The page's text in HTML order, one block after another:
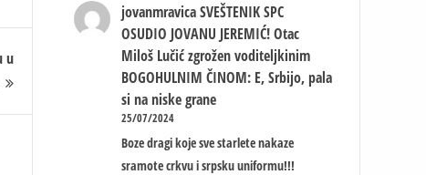
u
jovanmravica SVEŠTENIK SPC
OSUDIO JOVANU JEREMIĆ! Otac
Miloš Lučić zgrožen voditeljkinim
BOGOHULNIM ČINOM: E, Srbijo, pala
si na niske grane
25/07/2024
Boze dragi koje sve starlete nakaze
sramote crkvu i srpsku uniformu!!!